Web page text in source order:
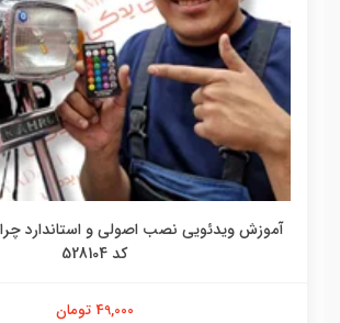
آموزش ویدئویی نصب اصولی و استاندارد
کد 528104
49,000 تومان